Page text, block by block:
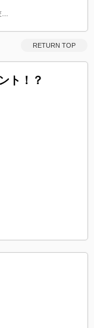
…
RETURN TOP
ト！？